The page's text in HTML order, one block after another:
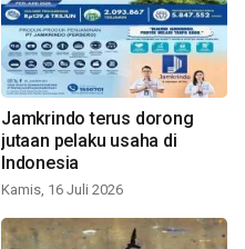
Jamkrindo terus dorong
jutaan pelaku usaha di
Indonesia
Kamis, 16 Juli 2026